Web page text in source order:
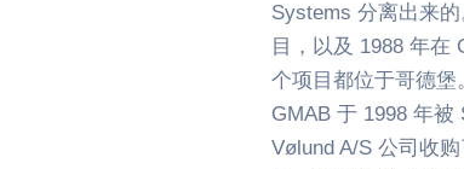
Systems 分离出来
目，以及 1988 年在
个项目都位于哥德堡
GMAB 于 1998 年被
Vølund A/S 公司收